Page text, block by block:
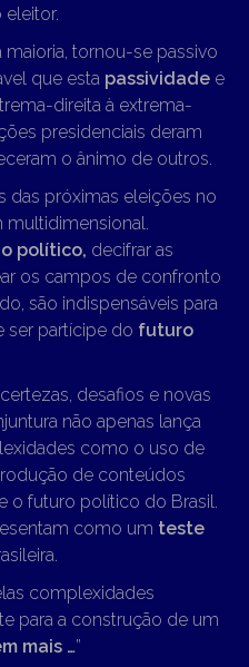
maioria, tornou-se passivo
que esta passividade e
direita à extrema-
presidenciais deram
o ânimo de outros.
das próximas eleições no
multidimensional.
político, decifrar as
os campos de confronto
são indispensáveis para
ser partícipe do futuro
desafios e novas
não apenas lança
como o uso de
de conteúdos
o futuro político do Brasil.
como um teste
complexidades
para a construção de um
mais …”